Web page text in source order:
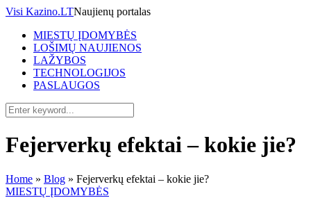
Visi Kazino.LTNaujienų portalas
MIESTŲ ĮDOMYBĖS
LOŠIMŲ NAUJIENOS
LAŽYBOS
TECHNOLOGIJOS
PASLAUGOS
Fejerverkų efektai – kokie jie?
Home » Blog » Fejerverkų efektai – kokie jie?
MIESTŲ ĮDOMYBĖS